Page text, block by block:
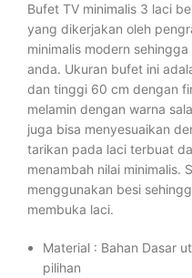
Bufet TV minimalis 3 laci
yang dikerjakan oleh
minimalis modern
anda. Ukuran bufet ini
dan tinggi 60 cm dengan
melamin dengan warna
juga bisa menyesuaikan
tarikan pada laci terbuat
menambah nilai minimalis.
menggunakan besi
membuka laci.
Material : Bahan Dasar
pilihan